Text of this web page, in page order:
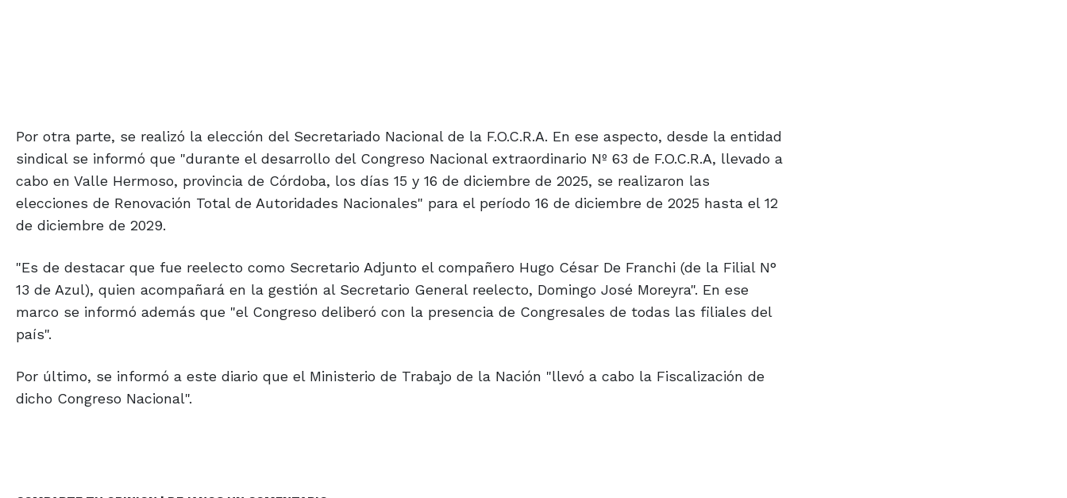
Por otra parte, se realizó la elección del Secretariado Nacional de la F.O.C.R.A. En ese aspecto, desde la entidad
sindical se informó que "durante el desarrollo del Congreso Nacional extraordinario Nº 63 de F.O.C.R.A, llevado a
cabo en Valle Hermoso, provincia de Córdoba, los días 15 y 16 de diciembre de 2025, se realizaron las
elecciones de Renovación Total de Autoridades Nacionales" para el período 16 de diciembre de 2025 hasta el 12
de diciembre de 2029.
"Es de destacar que fue reelecto como Secretario Adjunto el compañero Hugo César De Franchi (de la Filial N°
13 de Azul), quien acompañará en la gestión al Secretario General reelecto, Domingo José Moreyra". En ese
marco se informó además que "el Congreso deliberó con la presencia de Congresales de todas las filiales del
país".
Por último, se informó a este diario que el Ministerio de Trabajo de la Nación "llevó a cabo la Fiscalización de
dicho Congreso Nacional".